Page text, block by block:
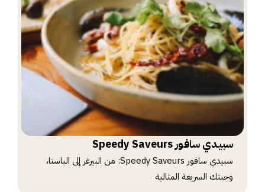
سبيدي سافور Speedy Saveurs
سبيدي سافور Speedy Saveurs: من البيرغر إلى الباستا،
وجبتك السريعة المثالية